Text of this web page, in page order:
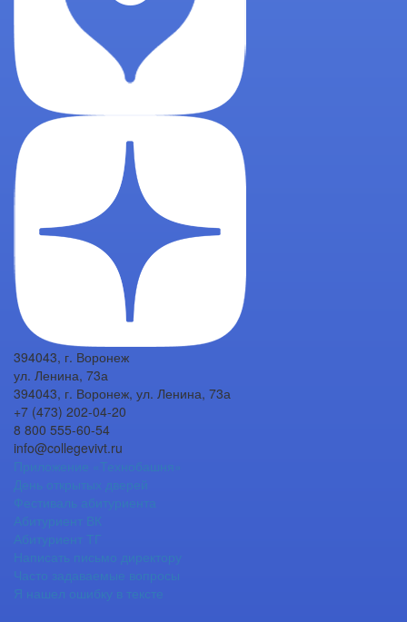
394043, г. Воронеж
ул. Ленина, 73а
394043, г. Воронеж, ул. Ленина, 73а
+7 (473) 202-04-20
8 800 555-60-54
info@collegevivt.ru
Приложение «Технобашня»
День открытых дверей
Фестиваль абитуриента
Абитуриент ВК
Абитуриент ТГ
Написать письмо директору
Часто задаваемые вопросы
Я нашел ошибку в тексте